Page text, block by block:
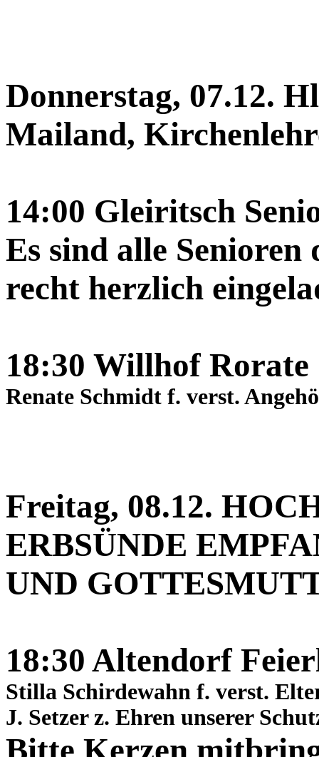
Donnerstag, 07.12.
Mailand,
14:00 Gleiritsch
Es sind alle
recht herzlich
18:30 Willhof Rorate
Renate Schmidt f. verst.
Freitag, 08.12.
ERBSÜNDE
UND
18:30 Altendorf
Stilla Schirdewahn f. verst.
J. Setzer z. Ehren unserer